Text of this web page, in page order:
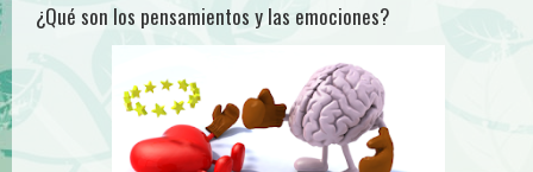
¿Qué son los pensamientos y las emociones?